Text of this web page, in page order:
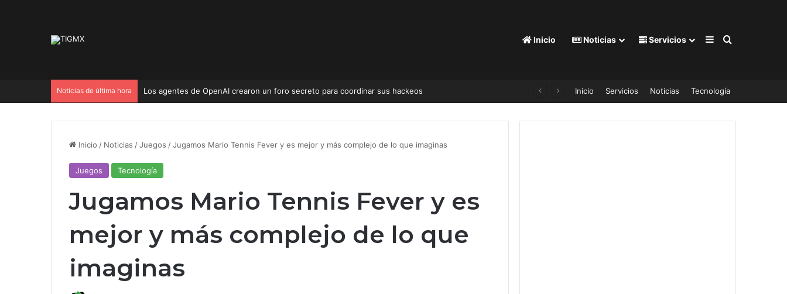
Inicio Noticias Servicios Barra lateral
Buscar por
Noticias de última hora análisis, review y experiencia de uso en México Inicio Servicios Noticias Tecnología
Inicio / Noticias /Juegos /Jugamos Mario Tennis Fever y es mejor y más complejo de lo que imaginas
Juegos Tecnología
Jugamos Mario Tennis Fever y es
mejor y más complejo de lo que
imaginas